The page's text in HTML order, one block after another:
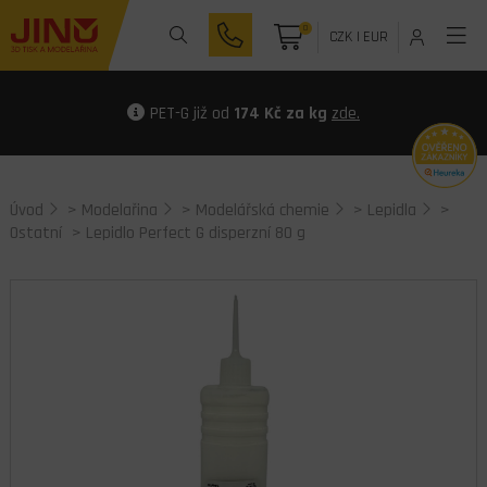
0 CZK| EUR
PET-G již od 174 Kč za kg zde.
Úvod > Modelařina > Modelářská chemie > Lepidla
>
Ostatní > Lepidlo Perfect G disperzní 80 g